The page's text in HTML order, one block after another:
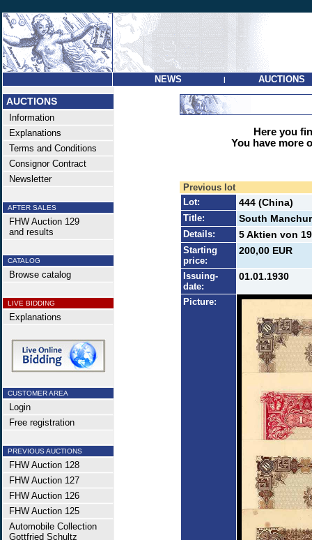
NEWS | AUCTIONS
AUCTIONS
Information
Explanations
Terms and Conditions
Consignor Contract
Newsletter
AFTER SALES
FHW Auction 129
and results
CATALOG
Browse catalog
LIVE BIDDING
Explanations
CUSTOMER AREA
Login
Free registration
PREVIOUS AUCTIONS
FHW Auction 128
FHW Auction 127
FHW Auction 126
FHW Auction 125
Automobile Collection
Gottfried Schultz
Here you
You have more
Previous lot
Lot:
444 (China)
Title: South
Details: 5 Aktien von
Starting
price:
200,00 EUR
Issuing-
date:
01.01.1930
Picture: